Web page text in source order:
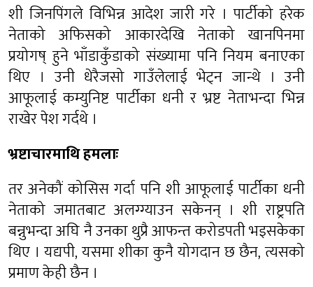
शी जिनपिंगले विभिन्न आदेश जारी गरे । पार्टीको हरेक
नेताको अफिसको आकारदेखि नेताको खानपिनमा
प्रयोगष् हुने भाँडाकुँडाको संख्यामा पनि नियम बनाएका
थिए । उनी धेरैजसो गाउँलेलाई भेट्न जान्थे । उनी
आफूलाई कम्युनिष्ट पार्टीका धनी र भ्रष्ट नेताभन्दा भिन्न
राखेर पेश गर्दथे ।
भ्रष्टाचारमाथि हमलाः
तर अनेकौं कोसिस गर्दा पनि शी आफूलाई पार्टीका धनी
नेताको जमातबाट अलग्ग्याउन सकेनन् । शी राष्ट्रपति
बन्नुभन्दा अघि नै उनका थुप्रै आफन्त करोडपती भइसकेका
थिए । यद्यपी, यसमा शीका कुनै योगदान छ छैन, त्यसको
प्रमाण केही छैन ।